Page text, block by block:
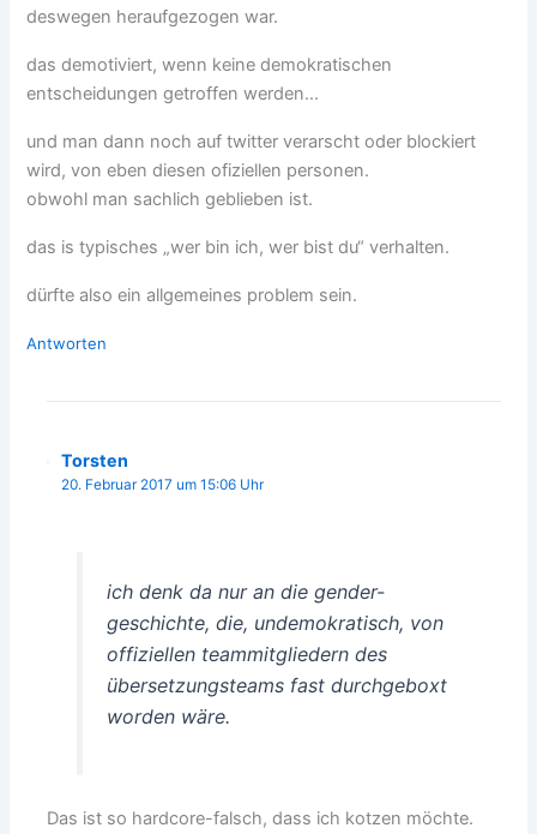
deswegen heraufgezogen war.
das demotiviert, wenn keine demokratischen
entscheidungen getroffen werden…
und man dann noch auf twitter verarscht oder blockiert
wird, von eben diesen ofiziellen personen.
obwohl man sachlich geblieben ist.
das is typisches „wer bin ich, wer bist du“ verhalten.
dürfte also ein allgemeines problem sein.
Antworten
Torsten
20. Februar 2017 um 15:06 Uhr
ich denk da nur an die gender-
geschichte, die, undemokratisch, von
offiziellen teammitgliedern des
übersetzungsteams fast durchgeboxt
worden wäre.
Das ist so hardcore-falsch, dass ich kotzen möchte.